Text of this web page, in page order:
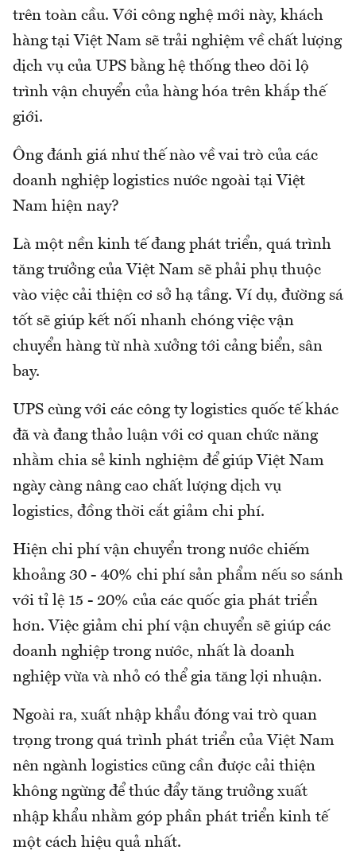
trên toàn cầu. Với công nghệ mới này, khách
hàng tại Việt Nam sẽ trải nghiệm về chất lượng
dịch vụ của UPS bằng hệ thống theo dõi lộ
trình vận chuyển của hàng hóa trên khắp thế
giới.
Ông đánh giá như thế nào về vai trò của các
doanh nghiệp logistics nước ngoài tại Việt
Nam hiện nay?
Là một nền kinh tế đang phát triển, quá trình
tăng trưởng của Việt Nam sẽ phải phụ thuộc
vào việc cải thiện cơ sở hạ tầng. Ví dụ, đường sá
tốt sẽ giúp kết nối nhanh chóng việc vận
chuyển hàng từ nhà xưởng tới cảng biển, sân
bay.
UPS cùng với các công ty logistics quốc tế khác
đã và đang thảo luận với cơ quan chức năng
nhằm chia sẻ kinh nghiệm để giúp Việt Nam
ngày càng nâng cao chất lượng dịch vụ
logistics, đồng thời cắt giảm chi phí.
Hiện chi phí vận chuyển trong nước chiếm
khoảng 30 - 40% chi phí sản phẩm nếu so sánh
với tỉ lệ 15 - 20% của các quốc gia phát triển
hơn. Việc giảm chi phí vận chuyển sẽ giúp các
doanh nghiệp trong nước, nhất là doanh
nghiệp vừa và nhỏ có thể gia tăng lợi nhuận.
Ngoài ra, xuất nhập khẩu đóng vai trò quan
trọng trong quá trình phát triển của Việt Nam
nên ngành logistics cũng cần được cải thiện
không ngừng để thúc đẩy tăng trưởng xuất
nhập khẩu nhằm góp phần phát triển kinh tế
một cách hiệu quả nhất.